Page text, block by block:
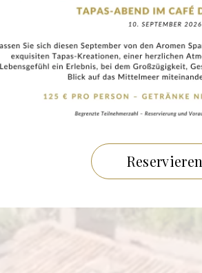
Reservieren